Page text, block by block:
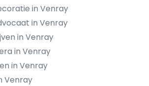
in Venray
in Venray
in Venray
in Venray
in Venray
Venray